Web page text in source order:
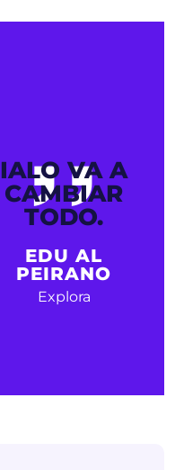
,,
IALO VA A
CAMBIAR
TODO.
EDU AL
PEIRANO
Explora